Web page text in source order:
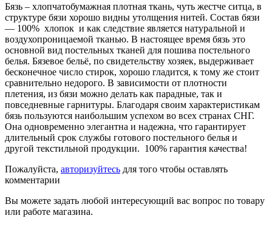
Бязь – хлопчатобумажная плотная ткань, чуть жестче ситца, в
структуре бязи хорошо видны утолщения нитей. Состав бязи
― 100% хлопок и как следствие является натуральной и
воздухопроницаемой тканью. В настоящее время бязь это
основной вид постельных тканей для пошива постельного
белья. Бязевое бельё, по свидетельству хозяек, выдерживает
бесконечное число стирок, хорошо гладится, к тому же стоит
сравнительно недорого. В зависимости от плотности
плетения, из бязи можно делать как парадные, так и
повседневные гарнитуры. Благодаря своим характеристикам
бязь пользуются наибольшим успехом во всех странах СНГ.
Она одновременно элегантна и надежна, что гарантирует
длительный срок службы готового постельного белья и
другой текстильной продукции. 100% гарантия качества!
Пожалуйста, авторизуйтесь для того чтобы оставлять
комментарии
Вы можете задать любой интересующий вас вопрос по товару
или работе магазина.